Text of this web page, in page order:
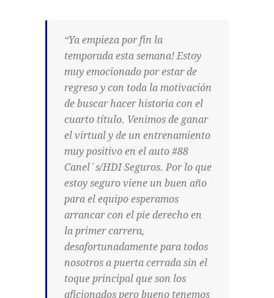
“Ya empieza por fin la
temporada esta semana! Estoy
muy emocionado por estar de
regreso y con toda la motivación
de buscar hacer historia con el
cuarto título. Venimos de ganar
el virtual y de un entrenamiento
muy positivo en el auto #88
Canel´s/HDI Seguros. Por lo que
estoy seguro viene un buen año
para el equipo esperamos
arrancar con el pie derecho en
la primer carrera,
desafortunadamente para todos
nosotros a puerta cerrada sin el
toque principal que son los
aficionados pero bueno tenemos